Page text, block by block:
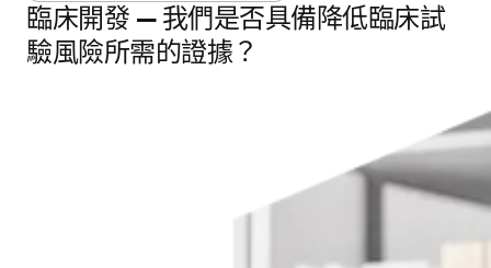
臨床開發 — 我們是否具備降低臨床試
驗風險所需的證據？